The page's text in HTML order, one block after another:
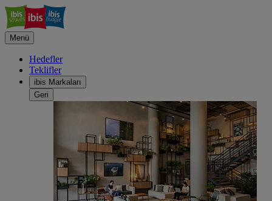
Menü
Hedefler
Teklifler
ibis Markaları
Geri